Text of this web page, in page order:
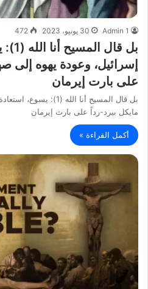
Admin 1 30 يونيو، 2023 472
بل
إسرائيل، وعودة يهوه إلى
على بارت إيرمان
بل قال المسيح أنا الله
مايكل بيرد-رداً على بارت إيرمان
أكمل القراءة »